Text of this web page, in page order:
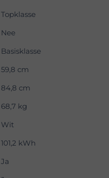
Topklasse
Nee
Basisklasse
59,8 cm
84,8 cm
68,7 kg
Wit
101,2 kWh
Ja